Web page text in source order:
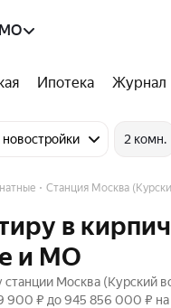
МО
Ипотека Журнал
новостройки 2 комн.
Станция Москва
в
и МО
Москва (Курский
900 ₽ до 945 856 000 ₽